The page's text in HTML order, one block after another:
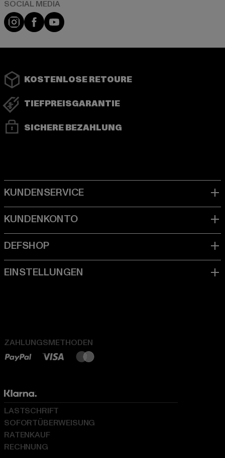
Instagram
FacebookYouTube
KOSTENLOSE RETOURE
TIEFPREISGARANTIE
SICHERE BEZAHLUNG
ZAHLUNGSMETHODEN
LASTSCHRIFT
SOFORTÜBERWEISUNG
RATENKAUF
RECHNUNG